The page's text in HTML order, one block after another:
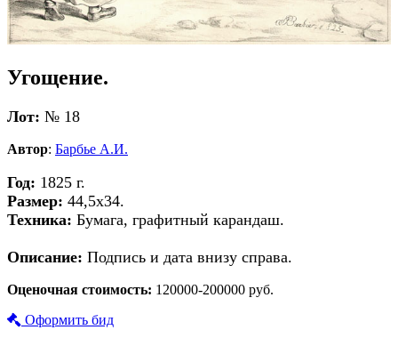
Угощение.
Лот: № 18
Автор: Барбье А.И.
Год: 1825 г.
Размер: 44,5х34.
Техника: Бумага, графитный карандаш.
Описание: Подпись и дата внизу справа.
Оценочная стоимость: 120000-200000 руб.
Оформить бид